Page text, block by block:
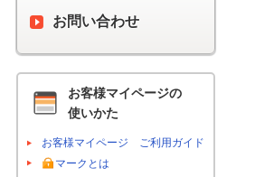
お問い合わせ
お客様マイページの
使いかた
お客様マイページ ご利用ガイド
マークとは